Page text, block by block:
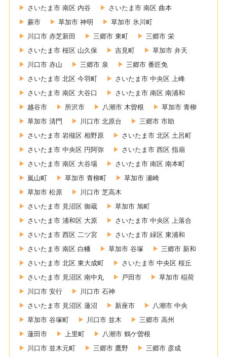
さいたま市 南区 内谷
さいたま市 南区 曲本
蕨市
草加市 神明
草加市 氷川町
川口市 赤芝新田
三郷市 東町
三郷市 栄
さいたま市 桜区 山久保
吉見町
草加市 弁天
川口市 赤山
三郷市 泉
三郷市 番匠免
さいたま市 北区 今羽町
さいたま市 中央区 上峰
さいたま市 南区 大谷口
さいたま市 南区 南浦和
越谷市
所沢市 八潮市 木曽根
草加市 青柳
草加市 清門
川口市 北原台
三郷市 市助
さいたま市 岩槻区 相野原
さいたま市 北区 土呂町
さいたま市 中央区 円阿弥
さいたま市 西区 指扇
さいたま市 南区 大谷場
さいたま市 南区 南本町
嵐山町
草加市 青柳町
草加市 瀬崎
草加市 松原
川口市 芝高木
さいたま市 見沼区 御蔵
草加市 旭町
さいたま市 浦和区 大原
さいたま市 中央区 上落合
さいたま市 西区 二ツ宮
さいたま市 緑区 東浦和
さいたま市 南区 白幡
草加市 谷塚
三郷市 新和
さいたま市 北区 東大成町
さいたま市 中央区 桜丘
さいたま市 見沼区 南中丸
戸田市
草加市 稲荷
川口市 安行
川口市 石神
さいたま市 見沼区 蓮沼
新座市
八潮市 中央
草加市 谷塚町
川口市 並木
三郷市 高州
蓮田市
上里町
八潮市 鶴ケ曽根
川口市 並木元町
三郷市 鷹野
三郷市 彦成